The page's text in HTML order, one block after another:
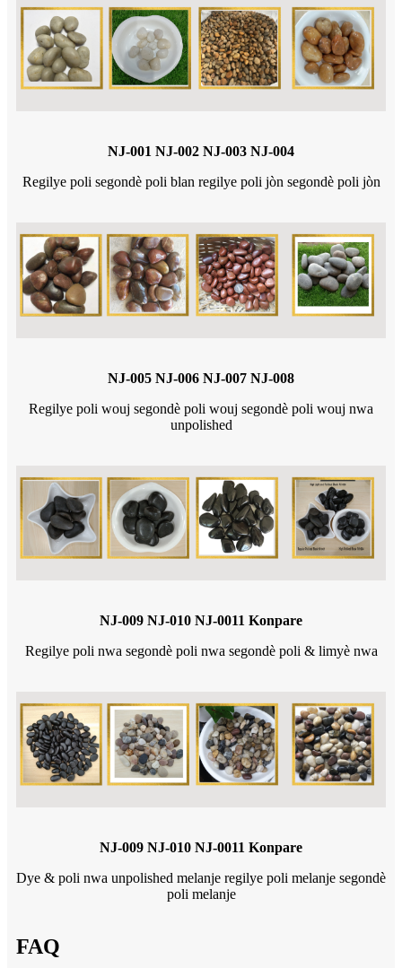
NJ-001 NJ-002 NJ-003 NJ-004
Regilye poli segondè poli blan regilye poli jòn segondè poli jòn
NJ-005 NJ-006 NJ-007 NJ-008
Regilye poli wouj segondè poli wouj segondè poli wouj nwa
unpolished
NJ-009 NJ-010 NJ-0011 Konpare
Regilye poli nwa segondè poli nwa segondè poli & limyè nwa
NJ-009 NJ-010 NJ-0011 Konpare
Dye & poli nwa unpolished melanje regilye poli melanje segondè
poli melanje
FAQ